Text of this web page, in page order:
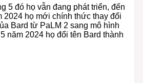
5 đó họ vẫn đang phát triển, đến
2024 họ mới chính thức thay đổi
Bard từ PaLM 2 sang mô hình
năm 2024 họ đổi tên Bard thành